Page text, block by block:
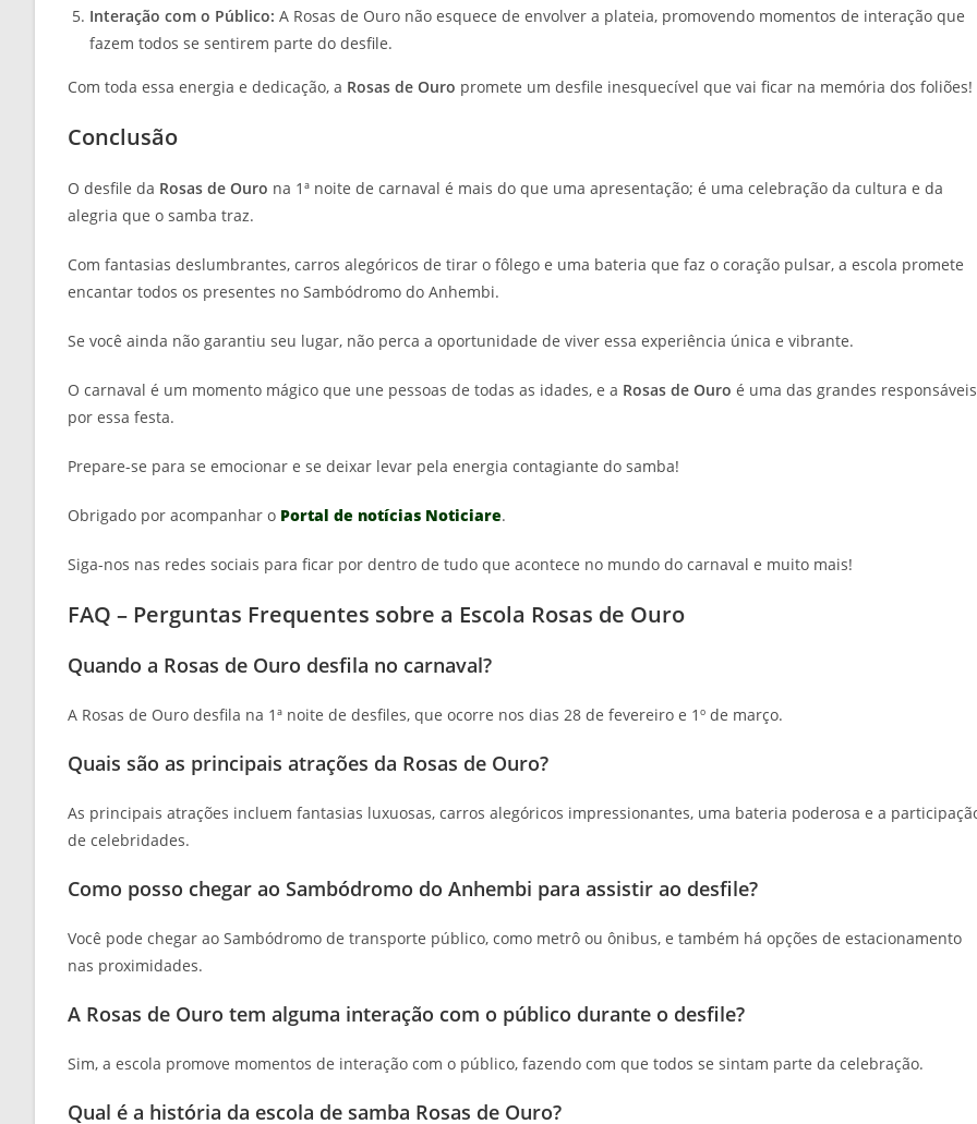
Interação com o Público: A Rosas de Ouro não esquece de envolver a plateia, promovendo momentos de interação que
fazem todos se sentirem parte do desfile.
Com toda essa energia e dedicação, a Rosas de Ouro promete um desfile inesquecível que vai ficar na memória dos foliões!
Conclusão
O desfile da Rosas de Ouro na 1ª noite de carnaval é mais do que uma apresentação; é uma celebração da cultura e da
alegria que o samba traz.
Com fantasias deslumbrantes, carros alegóricos de tirar o fôlego e uma bateria que faz o coração pulsar, a escola promete
encantar todos os presentes no Sambódromo do Anhembi.
Se você ainda não garantiu seu lugar, não perca a oportunidade de viver essa experiência única e vibrante.
O carnaval é um momento mágico que une pessoas de todas as idades, e a Rosas de Ouro é uma das grandes responsáveis
por essa festa.
Prepare-se para se emocionar e se deixar levar pela energia contagiante do samba!
Obrigado por acompanhar o Portal de notícias Noticiare.
Siga-nos nas redes sociais para ficar por dentro de tudo que acontece no mundo do carnaval e muito mais!
FAQ – Perguntas Frequentes sobre a Escola Rosas de Ouro
Quando a Rosas de Ouro desfila no carnaval?
A Rosas de Ouro desfila na 1ª noite de desfiles, que ocorre nos dias 28 de fevereiro e 1º de março.
Quais são as principais atrações da Rosas de Ouro?
As principais atrações incluem fantasias luxuosas, carros alegóricos impressionantes, uma bateria poderosa e a
de celebridades.
Como posso chegar ao Sambódromo do Anhembi para assistir ao desfile?
Você pode chegar ao Sambódromo de transporte público, como metrô ou ônibus, e também há opções de estacionamento
nas proximidades.
A Rosas de Ouro tem alguma interação com o público durante o desfile?
Sim, a escola promove momentos de interação com o público, fazendo com que todos se sintam parte da celebração.
Qual é a história da escola de samba Rosas de Ouro?